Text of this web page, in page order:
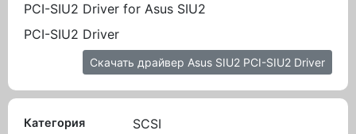
PCI-SIU2 Driver for Asus SIU2
PCI-SIU2 Driver
Скачать драйвер Asus SIU2 PCI-SIU2 Driver
Категория SCSI